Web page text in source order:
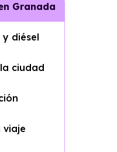
Granada
diésel
ciudad
viaje